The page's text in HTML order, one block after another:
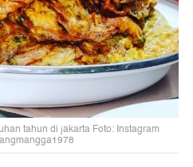
tahun di jakarta Foto: Instagram